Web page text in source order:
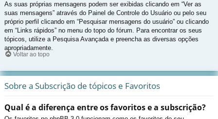
As suas próprias mensagens podem ser exibidas clicando em “Ver as
suas mensagens” através do Painel de Controle do Usuário ou pelo seu
próprio perfil clicando em “Pesquisar mensagens do usuário” ou clicando
em “Links rápidos” no menu do topo do fórum. Para encontrar os seus
tópicos, utilize a Pesquisa Avançada e preencha as diversas opções
apropriadamente.
Voltar ao topo
Sobre a Subscrição de tópicos e Favoritos
Qual é a diferença entre os favoritos e a subscrição?